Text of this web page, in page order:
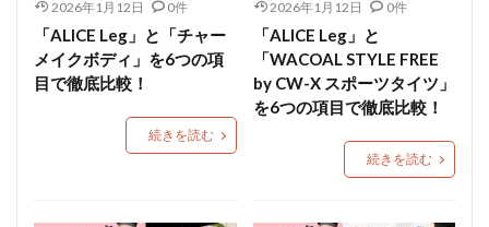
2026年1月12日
0件
「ALICE Leg」と「チャー
メイクボディ」を6つの項
目で徹底比較！
続きを読む
2026年1月12日
0件
「ALICE Leg」と
「WACOAL STYLE FREE
by CW-X スポーツタイツ」
を6つの項目で徹底比較！
続きを読む